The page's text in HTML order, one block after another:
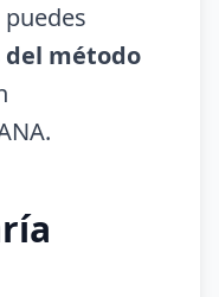
método